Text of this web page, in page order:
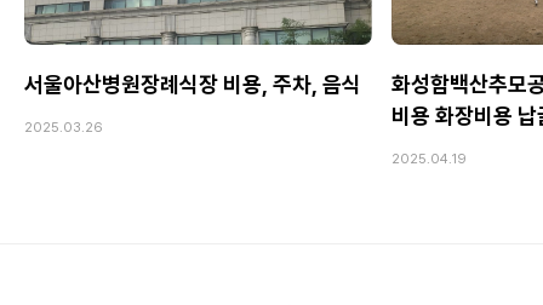
서울아산병원장례식장 비용, 주차, 음식
2025.03.26
화성함백산추모
비용 화장비용
2025.04.19